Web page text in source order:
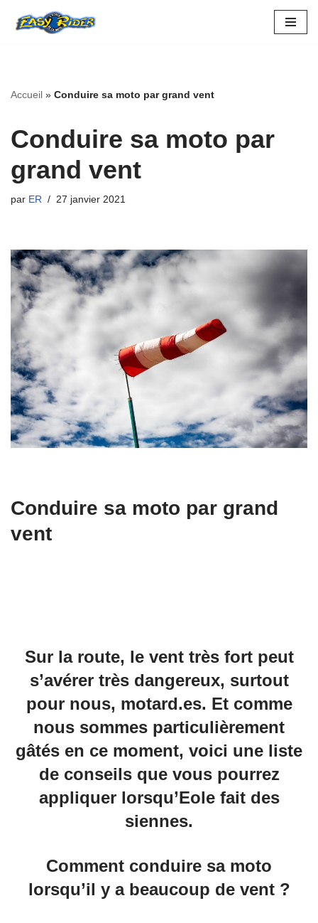
Accueil » Conduire sa moto par grand vent
Conduire sa moto par
grand vent
par ER 27 janvier 2021
Conduire sa moto par grand
vent
Sur la route, le vent très fort peut
s’avérer très dangereux, surtout
pour nous, motard.es. Et comme
nous sommes particulièrement
gâtés en ce moment, voici une liste
de conseils que vous pourrez
appliquer lorsqu’Eole fait des
siennes.
Comment conduire sa moto
lorsqu’il y a beaucoup de vent ?